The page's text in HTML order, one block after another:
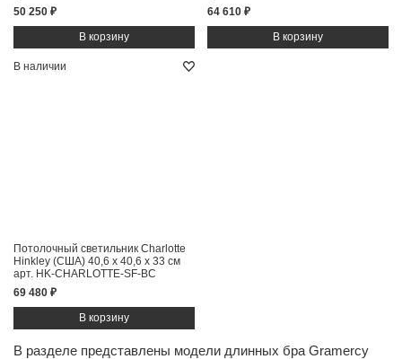
50 250 ₽
64 610 ₽
В наличии
Потолочный светильник Charlotte
Hinkley (США) 40,6 x 40,6 x 33 см
арт. HK-CHARLOTTE-SF-BC
69 480 ₽
В разделе представлены модели длинных бра Gramercy